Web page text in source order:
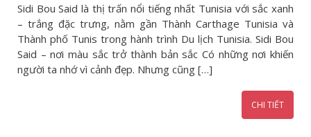
Sidi Bou Said là thị trấn nổi tiếng nhất Tunisia với sắc xanh
– trắng đặc trưng, nằm gần Thành Carthage Tunisia và
Thành phố Tunis trong hành trình Du lịch Tunisia. Sidi Bou
Said – nơi màu sắc trở thành bản sắc Có những nơi khiến
người ta nhớ vì cảnh đẹp. Nhưng cũng […]
CHI TIẾT